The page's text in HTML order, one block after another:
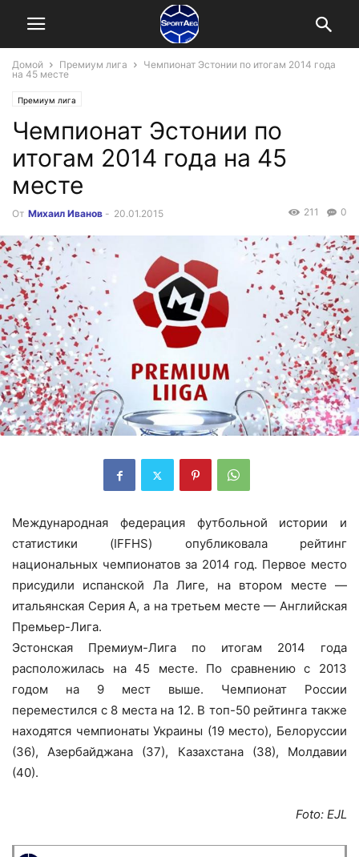
Домой Премиум лига
Чемпионат Эстонии по итогам 2014 года
на 45 месте
Премиум лига
Чемпионат Эстонии по
итогам 2014 года на 45
месте
От Михаил Иванов - 20.01.2015 0
211
Международная федерация футбольной истории и
статистики (IFFHS) опубликовала рейтинг
национальных чемпионатов за 2014 год. Первое место
присудили испанской Ла Лиге, на втором месте —
итальянская Серия А, а на третьем месте — Английская
Премьер-Лига.
Эстонская Премиум-Лига по итогам 2014 года
расположилась на 45 месте. По сравнению с 2013
годом на 9 мест выше. Чемпионат России
переместился с 8 места на 12. В топ-50 рейтинга также
находятся чемпионаты Украины (19 место), Белоруссии
(36), Азербайджана (37), Казахстана (38), Молдавии
(40).
Foto: EJL